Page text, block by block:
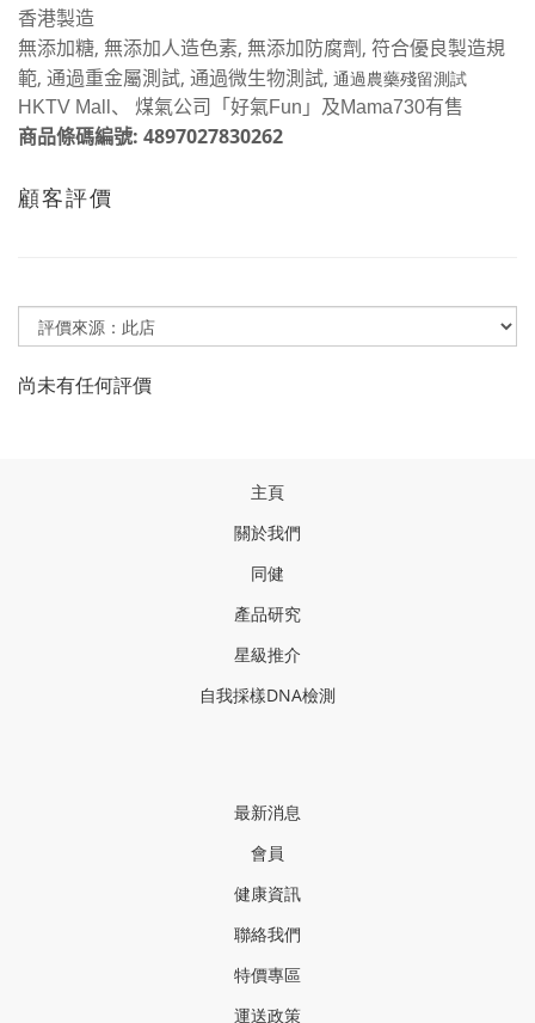
香港製造
無添加糖, 無添加人造色素, 無添加防腐劑 , 符合優良製造規
範, 通過重金屬測試, 通過微生物測試, 通過農藥殘留測試
HKTV Mall、 煤氣公司「好氣Fun」及Mama730有售
商品條碼編號: 4897027830262
顧客評價
尚未有任何評價
主頁
關於我們
同健
產品研究
星級推介
自我採樣DNA檢測
最新消息
會員
健康資訊
聯絡我們
特價專區
運送政策